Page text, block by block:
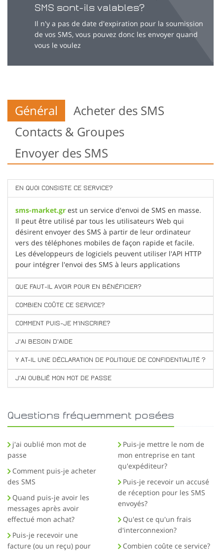
SMS sont-ils valables?
Il n'y a pas de date d'expiration pour la soumission
de vos SMS, vous pouvez donc les envoyer quand
vous le voulez
Général
Acheter des SMS
Contacts & Groupes
Envoyer des SMS
EN QUOI CONSISTE CE SERVICE?
sms-market.gr est un service d'envoi de SMS en masse.
Il peut être utilisé par tous les utilisateurs Web qui
désirent envoyer des SMS à partir de leur ordinateur
vers des téléphones mobiles de façon rapide et facile.
Les développeurs de logiciels peuvent utiliser l'API HTTP
pour intégrer l'envoi des SMS à leurs applications
QUE FAUT-IL AVOIR POUR EN BÉNÉFICIER?
COMBIEN COÛTE CE SERVICE?
COMMENT PUIS-JE M'INSCRIRE?
J'AI BESOIN D'AIDE
Y AT-IL UNE DÉCLARATION DE POLITIQUE DE CONFIDENTIALITÉ ?
J'AI OUBLIÉ MON MOT DE PASSE
Questions fréquemment posées
j'ai oublié mon mot de
passe
Comment puis-je acheter
des SMS
Quand puis-je avoir les
messages après avoir
effectué mon achat?
Puis-je recevoir une
facture (ou un reçu) pour
Puis-je mettre le nom de
mon entreprise en tant
qu'expéditeur?
Puis-je recevoir un accusé
de réception pour les SMS
envoyés?
Qu'est ce qu'un frais
d'interconnexion?
Combien coûte ce service?